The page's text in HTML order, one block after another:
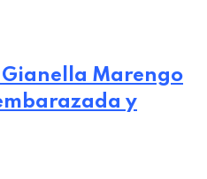
Gianella Marengo
y